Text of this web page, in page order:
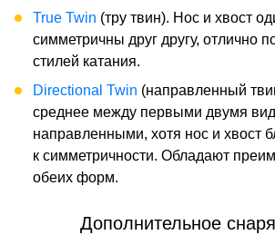
True Twin (тру твин). Нос и хвост
симметричны друг другу, отлично
стилей катания.
Directional Twin (направленный
среднее между первыми двумя
направленными, хотя нос и хвост
к симметричности. Обладают
обеих форм.
Дополнительное